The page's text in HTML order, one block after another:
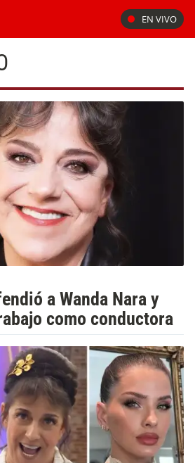
EN VIVO
a Wanda Nara y
como conductora